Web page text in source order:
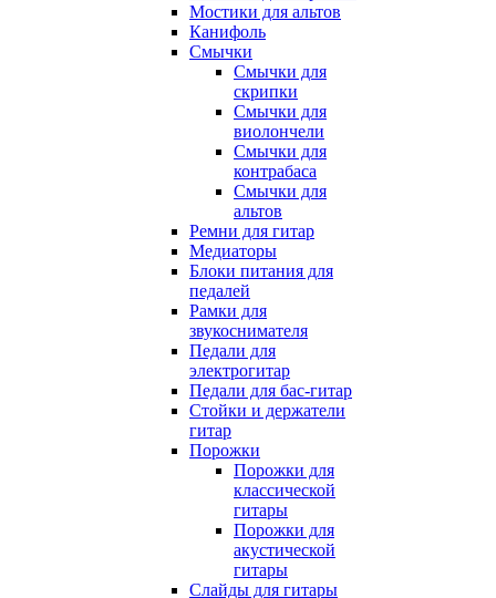
Мостики для альтов
Канифоль
Смычки
Смычки для
скрипки
Смычки для
виолончели
Смычки для
контрабаса
Смычки для
альтов
Ремни для гитар
Медиаторы
Блоки питания для
педалей
Рамки для
звукоснимателя
Педали для
электрогитар
Педали для бас-гитар
Стойки и держатели
гитар
Порожки
Порожки для
классической
гитары
Порожки для
акустической
гитары
Слайды для гитары